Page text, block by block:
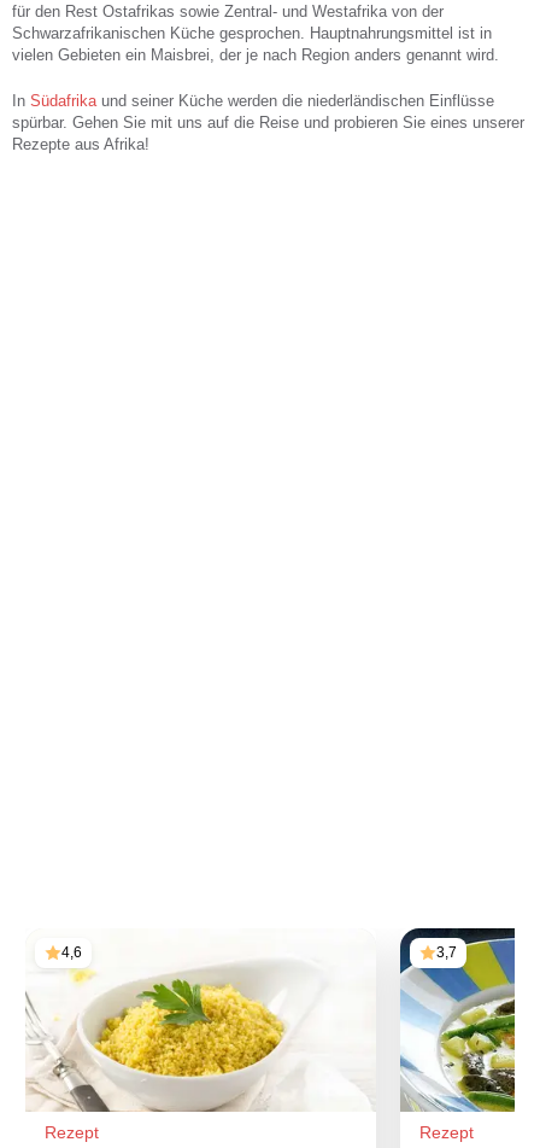
für den Rest Ostafrikas sowie Zentral- und Westafrika von der
Schwarzafrikanischen Küche gesprochen. Hauptnahrungsmittel ist in
vielen Gebieten ein Maisbrei, der je nach Region anders genannt wird.
In Südafrika und seiner Küche werden die niederländischen Einflüsse
spürbar. Gehen Sie mit uns auf die Reise und probieren Sie eines unserer
Rezepte aus Afrika!
4,6
Rezept
3,7
Rezept